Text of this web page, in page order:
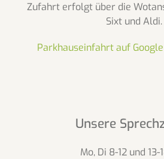
Zufahrt erfolgt über die
Sixt und Aldi.
Parkhauseinfahrt auf
Unsere
Mo, Di 8-12 und 13-